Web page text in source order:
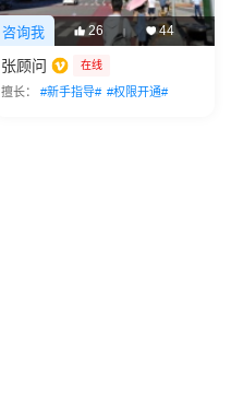
咨询我 26 | 44
张顾问 在线
擅长： #新手指导# #权限开通#